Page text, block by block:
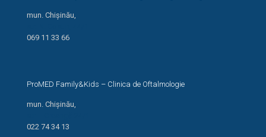
mun. Chișinău,
069 11 33 66
ProMED Family&Kids – Clinica de Oftalmologie
mun. Chișinău,
022 74 34 13